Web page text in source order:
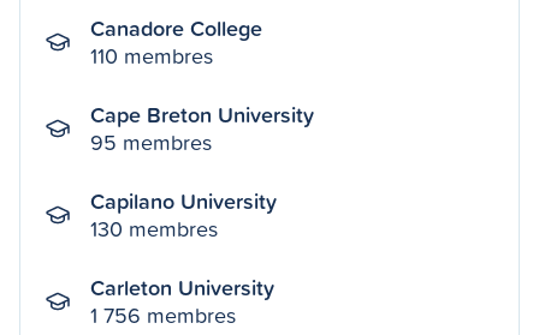
Canadore College
110 membres
Cape Breton University
95 membres
Capilano University
130 membres
Carleton University
1 756 membres